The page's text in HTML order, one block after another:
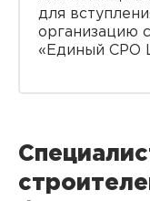
для
организацию
«Единый СРО